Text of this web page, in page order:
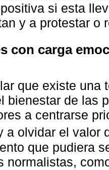
si esta
y a protestar o
con carga
que existe una
bienestar de las
a centrarse
a olvidar el valor
que pudiera
normalistas,